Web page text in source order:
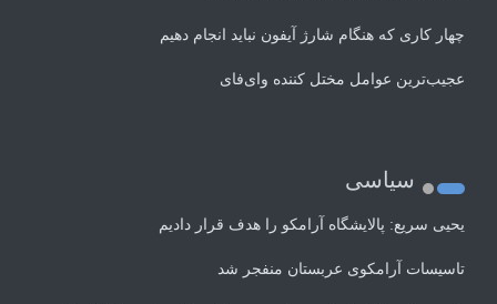
چهار کاری که هنگام شارژ آیفون نباید انجام دهیم
عجیب‌ترین عوامل مختل کننده وای‌فای
سیاسی
یحیی سریع: پالایشگاه آرامکو را هدف قرار دادیم
تاسیسات آرامکوی عربستان منفجر شد